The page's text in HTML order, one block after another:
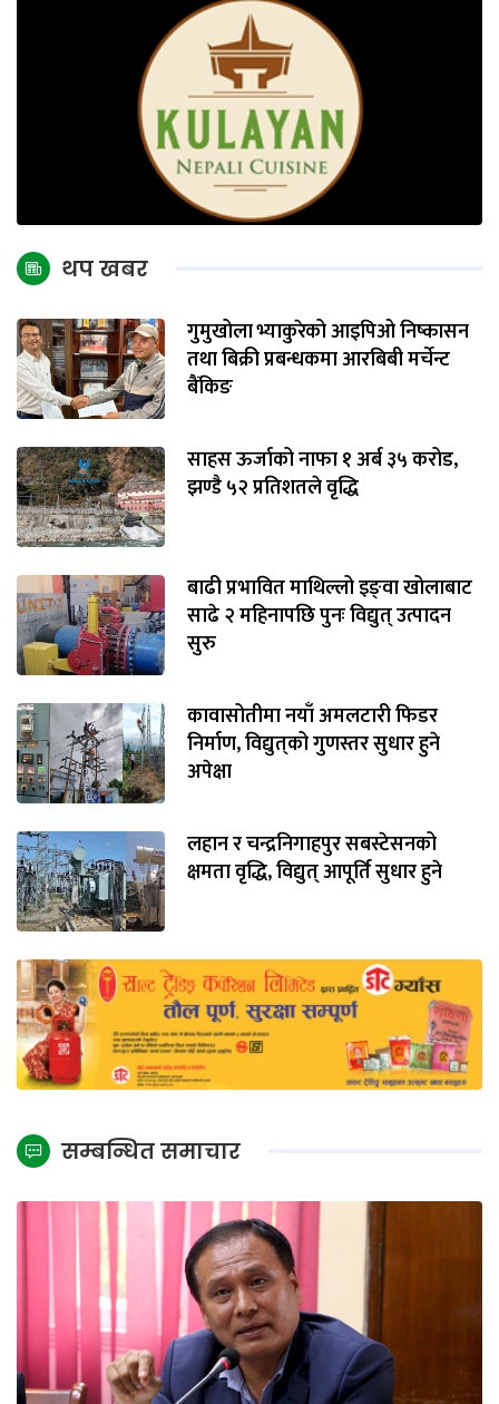
थप खबर
गुमुखोला भ्याकुरेको आइपिओ निष्कासन
तथा बिक्री प्रबन्धकमा आरबिबी मर्चेन्ट
बैंकिङ
साहस ऊर्जाको नाफा १ अर्ब ३५ करोड,
झण्डै ५२ प्रतिशतले वृद्धि
बाढी प्रभावित माथिल्लो इङ्‌वा खोलाबाट
साढे २ महिनापछि पुनः विद्युत् उत्पादन
सुरु
कावासोतीमा नयाँ अमलटारी फिडर
निर्माण, विद्युत्‌को गुणस्तर सुधार हुने
अपेक्षा
लहान र चन्द्रनिगाहपुर सबस्टेसनको
क्षमता वृद्धि, विद्युत् आपूर्ति सुधार हुने
सम्बन्धित समाचार